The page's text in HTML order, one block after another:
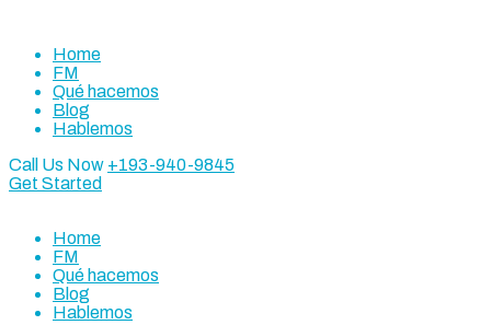
Home
FM
Qué hacemos
Blog
Hablemos
Call Us Now +193-940-9845
Get Started
Home
FM
Qué hacemos
Blog
Hablemos